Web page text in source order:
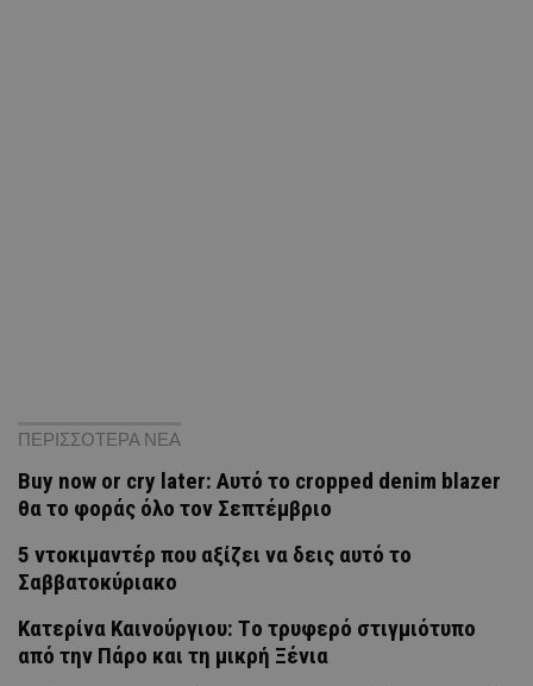
ΠΕΡΙΣΣΟΤΕΡΑ ΝΕΑ
Buy now or cry later: Αυτό το cropped denim blazer
θα το φοράς όλο τον Σεπτέμβριο
5 ντοκιμαντέρ που αξίζει να δεις αυτό το
Σαββατοκύριακο
Κατερίνα Καινούργιου: Tο τρυφερό στιγμιότυπο
από την Πάρο και τη μικρή Ξένια